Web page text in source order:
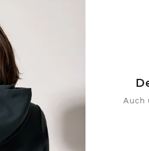
Auch